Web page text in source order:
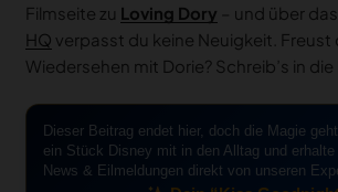
Filmseite zu Loving Dory – und über
HQ verpasst du keine Neuigkeit. Freust
Wiedersehen mit Dorie? Schreib’s in
Dieser Beitrag endet hier, doch die Magie
ein Stück Disney mit in den Alltag und
News & Eilmeldungen direkt von unseren